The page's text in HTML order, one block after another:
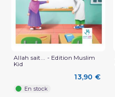
Allah sait... - Edition Muslim
Kid
13,90 €
En stock